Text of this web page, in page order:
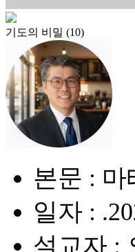
기도의 비밀 (10)
본문 : 마
일자 :
설교자 :